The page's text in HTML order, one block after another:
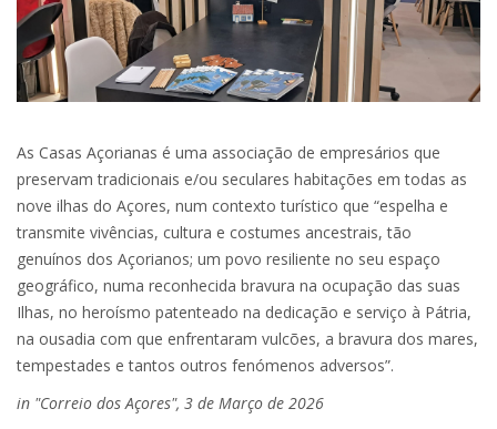
As Casas Açorianas é uma associação de empresários que
preservam tradicionais e/ou seculares habitações em todas as
nove ilhas do Açores, num contexto turístico que “espelha e
transmite vivências, cultura e costumes ancestrais, tão
genuínos dos Açorianos; um povo resiliente no seu espaço
geográfico, numa reconhecida bravura na ocupação das suas
Ilhas, no heroísmo patenteado na dedicação e serviço à Pátria,
na ousadia com que enfrentaram vulcões, a bravura dos mares,
tempestades e tantos outros fenómenos adversos”.
in "Correio dos Açores", 3 de Março de 2026